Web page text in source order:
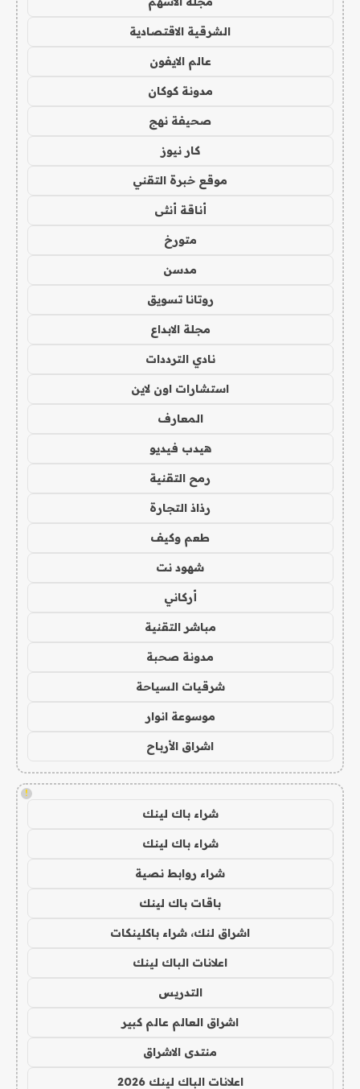
الشرقية الاقتصادية
عالم الايفون
مدونة كوكان
صحيفة نهج
كار نيوز
موقع خبرة التقني
أناقة أنثى
متورخ
مدسن
روتانا تسويق
مجلة الابداع
نادي الترددات
استشارات اون لاين
المعارف
هيدب فيديو
رمح التقنية
رذاذ التجارة
طعم وكيف
شهود نت
أركاني
مباشر التقنية
مدونة صحبة
شرقيات السياحة
موسوعة انوار
اشراق الأرباح
!
شراء باك لينك
شراء باك لينك
شراء روابط نصية
باقات باك لينك
اشراق لنك، شراء باكلينكات
اعلانات الباك لينك
التدريس
اشراق العالم عالم كبير
منتدى الاشراق
اعلانات الباك لينك 2026